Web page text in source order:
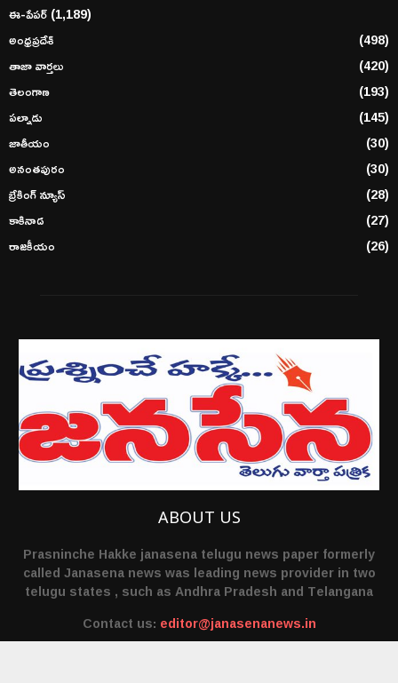
ఈ-పేపర్(1,189)
అంధ్రప్రదేశ్
(498)
తాజా వార్తలు
(420)
తెలంగాణ
(193)
పల్నాడు
(145)
జాతీయం
(30)
అనంతపురం
(30)
బ్రేకింగ్ న్యూస్
(28)
కాకినాడ
(27)
రాజకీయం
(26)
ABOUT US
Prasninche Hakke janasena telugu news paper formerly
called Janasena news was leading news provider in two
telugu states , such as Andhra Pradesh and Telangana
Contact us: editor@janasenanews.in